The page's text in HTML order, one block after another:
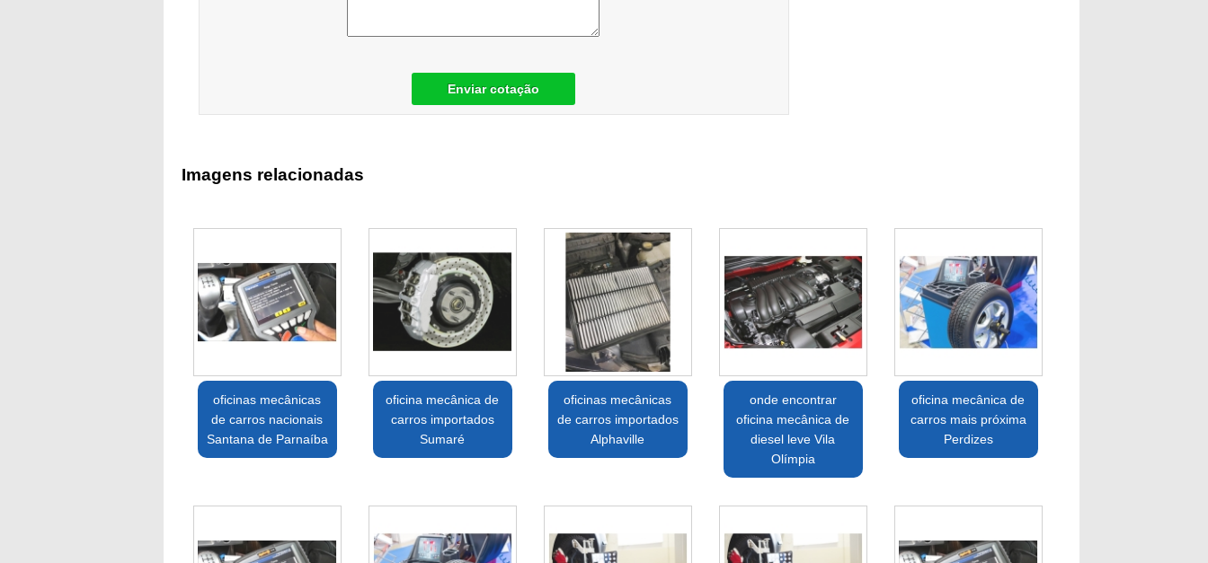
Enviar cotação
Imagens relacionadas
oficinas mecânicas
de carros nacionais
Santana de Parnaíba
oficina mecânica de
carros importados
Sumaré
oficinas mecânicas
de carros importados
Alphaville
onde encontrar
oficina mecânica de
diesel leve Vila
Olímpia
oficina mecânica de
carros mais próxima
Perdizes